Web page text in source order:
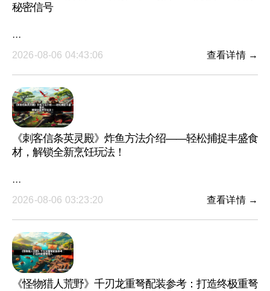
秘密信号
···
2026-08-06 04:43:06
查看详情 →
《刺客信条英灵殿》炸鱼方法介绍——轻松捕捉丰盛食
材，解锁全新烹饪玩法！
···
2026-08-06 03:23:20
查看详情 →
《怪物猎人荒野》千刃龙重弩配装参考：打造终极重弩